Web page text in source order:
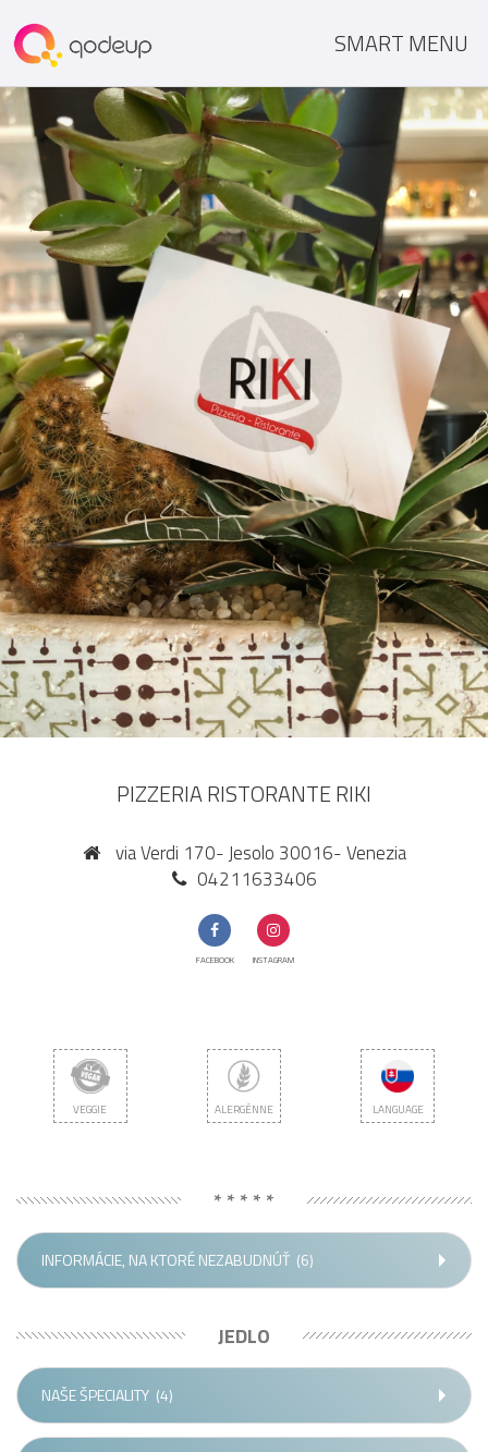
SMART MENU
PIZZERIA RISTORANTE RIKI
via Verdi 170- Jesolo 30016- Venezia
04211633406
FACEBOOK INSTAGRAM
VEGGIE ALERGÉNNE LANGUAGE
* * * * *
INFORMÁCIE, NA KTORÉ NEZABUDNÚŤ (6)
JEDLO
NAŠE ŠPECIALITY (4)